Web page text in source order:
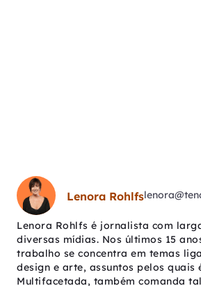
Lenora Rohlfs
Lenora Rohlfs é jornalista com
diversas mídias. Nos últimos 15
trabalho se concentra em temas
design e arte, assuntos pelos quais
Multifacetada, também comanda